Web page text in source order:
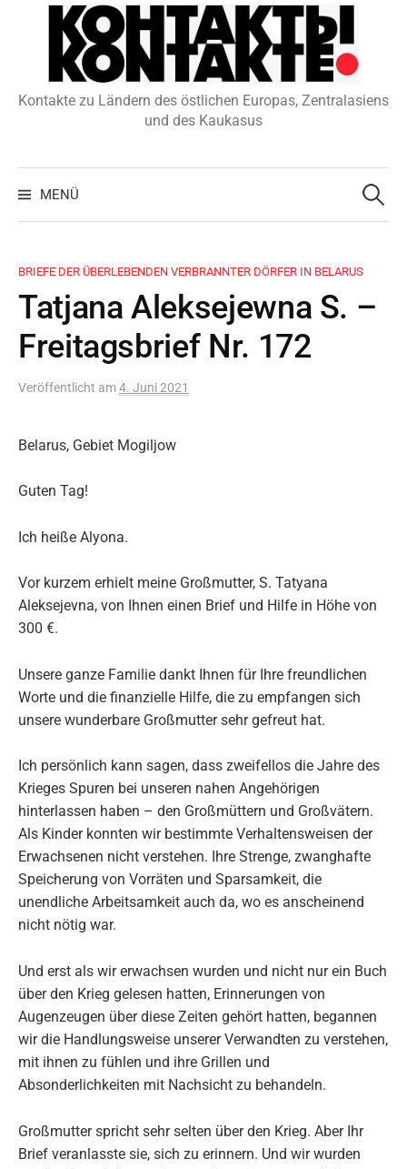
überspringen
Kontakte zu Ländern des östlichen Europas, Zentralasiens
und des Kaukasus
MENÜ
Suchen
nach:
BRIEFE DER ÜBERLEBENDEN VERBRANNTER DÖRFER IN BELARUS
Tatjana Aleksejewna S. –
Freitagsbrief Nr. 172
Veröffentlicht am4. Juni 2021
Belarus, Gebiet Mogiljow
Guten Tag!
Ich heiße Alyona.
Vor kurzem erhielt meine Großmutter, S. Tatyana
Aleksejevna, von Ihnen einen Brief und Hilfe in Höhe von
300 €.
Unsere ganze Familie dankt Ihnen für Ihre freundlichen
Worte und die finanzielle Hilfe, die zu empfangen sich
unsere wunderbare Großmutter sehr gefreut hat.
Ich persönlich kann sagen, dass zweifellos die Jahre des
Krieges Spuren bei unseren nahen Angehörigen
hinterlassen haben – den Großmüttern und Großvätern.
Als Kinder konnten wir bestimmte Verhaltensweisen der
Erwachsenen nicht verstehen. Ihre Strenge, zwanghafte
Speicherung von Vorräten und Sparsamkeit, die
unendliche Arbeitsamkeit auch da, wo es anscheinend
nicht nötig war.
Und erst als wir erwachsen wurden und nicht nur ein Buch
über den Krieg gelesen hatten, Erinnerungen von
Augenzeugen über diese Zeiten gehört hatten, begannen
wir die Handlungsweise unserer Verwandten zu verstehen,
mit ihnen zu fühlen und ihre Grillen und
Absonderlichkeiten mit Nachsicht zu behandeln.
Großmutter spricht sehr selten über den Krieg. Aber Ihr
Brief veranlasste sie, sich zu erinnern. Und wir wurden